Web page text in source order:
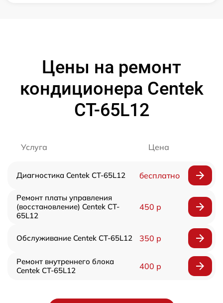
Цены на ремонт
кондиционера Centek
CT-65L12
Услуга Цена
Диагностика Centek CT-65L12 бесплатно
Ремонт платы управления
(восстановление) Centek CT-
65L12
450 р
Обслуживание Centek CT-65L12 350 р
Ремонт внутреннего блока
Centek CT-65L12
400 р